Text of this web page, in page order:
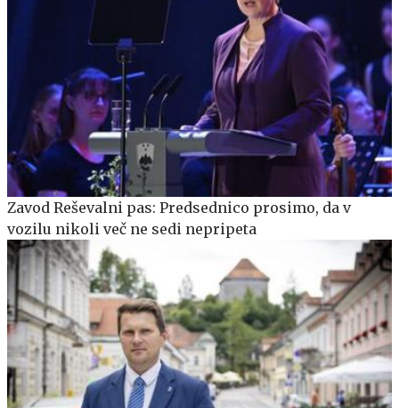
Zavod Reševalni pas: Predsednico prosimo, da v
vozilu nikoli več ne sedi nepripeta